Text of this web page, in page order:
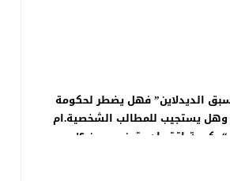
الديدلاين” فهل يضطر لحكومة
وهل يستجيب للمطالب الشخصية.ام
اقتصاد متين ورصين ؟!